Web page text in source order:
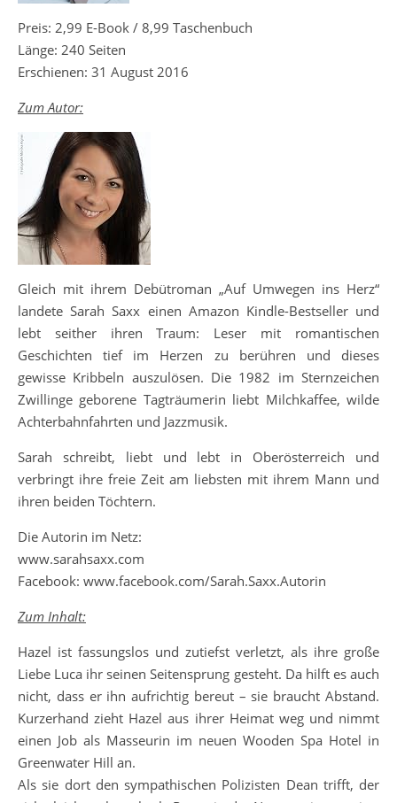
Preis: 2,99 E-Book / 8,99 Taschenbuch
Länge: 240 Seiten
Erschienen: 31 August 2016
Zum Autor:
Gleich mit ihrem Debütroman „Auf Umwegen ins Herz“
landete Sarah Saxx einen Amazon Kindle-Bestseller und
lebt seither ihren Traum: Leser mit romantischen
Geschichten tief im Herzen zu berühren und dieses
gewisse Kribbeln auszulösen. Die 1982 im Sternzeichen
Zwillinge geborene Tagträumerin liebt Milchkaffee, wilde
Achterbahnfahrten und Jazzmusik.
Sarah schreibt, liebt und lebt in Oberösterreich und
verbringt ihre freie Zeit am liebsten mit ihrem Mann und
ihren beiden Töchtern.
Die Autorin im Netz:
www.sarahsaxx.com
Facebook: www.facebook.com/Sarah.Saxx.Autorin
Zum Inhalt:
Hazel ist fassungslos und zutiefst verletzt, als ihre große
Liebe Luca ihr seinen Seitensprung gesteht. Da hilft es auch
nicht, dass er ihn aufrichtig bereut – sie braucht Abstand.
Kurzerhand zieht Hazel aus ihrer Heimat weg und nimmt
einen Job als Masseurin im neuen Wooden Spa Hotel in
Greenwater Hill an.
Als sie dort den sympathischen Polizisten Dean trifft, der